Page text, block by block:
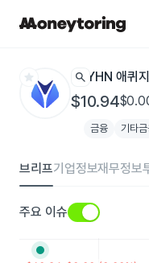
star search YHN 애퀴
$10.94
금융 기타금
브리프기업정보재무정보
주요 이슈